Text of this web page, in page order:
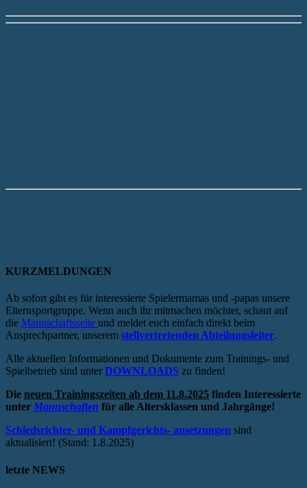
KURZMELDUNGEN
Ab sofort gibt es für interessierte Spielermamas und -papas unsere
Elternsportgruppe. Wenn auch ihr mitmachen möchtet, schaut auf
die Mannschaftsseite und meldet euch einfach direkt beim
Ansprechpartner, unserem stellvertretenden Abteilungsleiter.
Alle aktuellen Informationen und Dokumente zum Trainings- und
Spielbetrieb sind unter DOWNLOADS zu finden!
Die neuen Trainingszeiten ab dem 11.8.2025 finden Interessierte
unter Mannschaften für alle Altersklassen und Jahrgänge!
Schiedsrichter- und Kampfgerichts- ansetzungen sind
aktualisiert! (Stand: 1.8.2025)
letzte NEWS